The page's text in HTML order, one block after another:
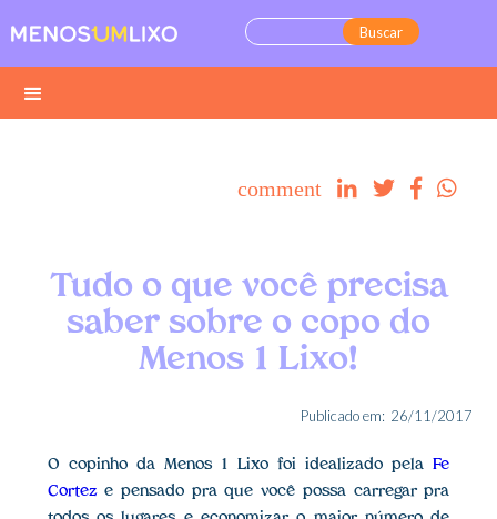
comment    
Tudo o que você precisa
saber sobre o copo do
Menos 1 Lixo!
Publicado em: 26/11/2017
O copinho da Menos 1 Lixo foi idealizado pela Fe
Corteze pensado pra que você possa carregar pra